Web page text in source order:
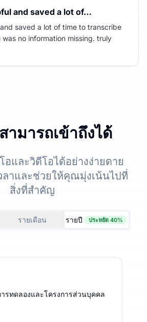
and saved a lot of…
saved a lot of time to transcribe
no information missing. truly
ามารถเข้าถึงได้
อและวิดีโอได้อย่างง่ายดาย
ลาและช่วยให้คุณมุ่งเน้นไปที่
สิ่งที่สำคัญ
รายเดือน รายปี ประหยัด 40%
รทดลองและโครงการส่วนบุคคล